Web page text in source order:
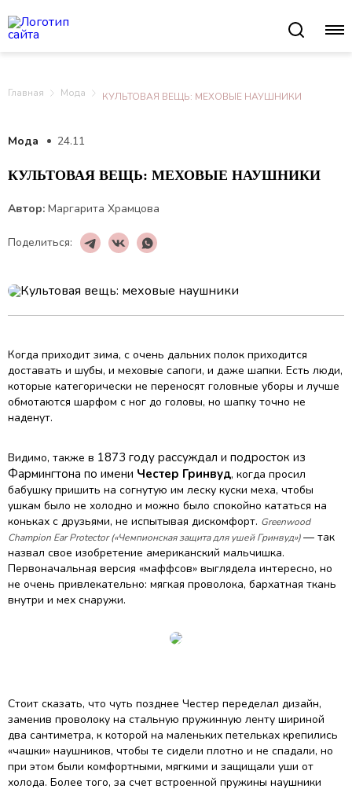
Главная Мода КУЛЬТОВАЯ ВЕЩЬ: МЕХОВЫЕ НАУШНИКИ
Мода 24.11
КУЛЬТОВАЯ ВЕЩЬ: МЕХОВЫЕ НАУШНИКИ
Автор: Маргарита Храмцова
Поделиться:
Когда приходит зима, с очень дальних полок приходится
доставать и шубы, и меховые сапоги, и даже шапки. Есть люди,
которые категорически не переносят головные уборы и лучше
обмотаются шарфом с ног до головы, но шапку точно не
наденут.
Видимо, также в 1873 году рассуждал и подросток из
Фармингтона по имени Честер Гринвуд, когда просил
бабушку пришить на согнутую им леску куски меха, чтобы
ушкам было не холодно и можно было спокойно кататься на
коньках с друзьями, не испытывая дискомфорт. Greenwood
Champion Ear Protector(«Чемпионская защита для ушей Гринвуд»)— так
назвал свое изобретение американский мальчишка.
Первоначальная версия «маффсов» выглядела интересно, но
не очень привлекательно: мягкая проволока, бархатная ткань
внутри и мех снаружи.
Стоит сказать, что чуть позднее Честер переделал дизайн,
заменив проволоку на стальную пружинную ленту шириной
два сантиметра, к которой на маленьких петельках крепились
«чашки» наушников, чтобы те сидели плотно и не спадали, но
при этом были комфортными, мягкими и защищали уши от
холода. Более того, за счет встроенной пружины наушники